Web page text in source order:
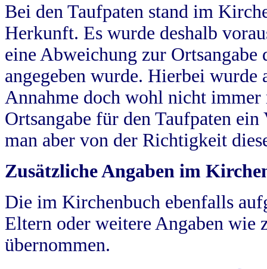
Bei den Taufpaten stand im
Herkunft. Es wurde deshalb
eine Abweichung zur
angegeben wurde. Hierbei wurde
Annahme doch wohl nicht
Ortsangabe für den Taufpaten
man aber von der Richtigkeit
Zusätzliche Angaben im
Die im Kirchenbuch ebenfalls
Eltern oder weitere Angaben wie
übernommen.